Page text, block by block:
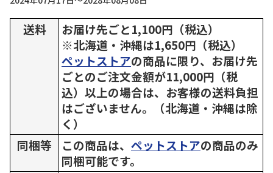
送料
お届け先ごと1,100円（税込）
※北海道・沖縄は1,650円（税込）
ペットストアの商品に限り、お届け先
ごとのご注文金額が11,000円（税
込）以上の場合は、お客様の送料負担
はございません。（北海道・沖縄は除
く）
同梱等
この商品は、 ペットストアの商品のみ
同梱可能です。